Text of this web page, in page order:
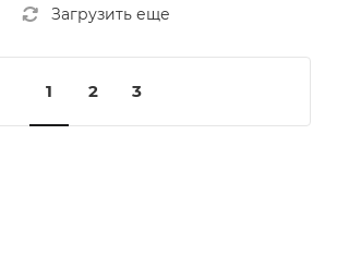
Загрузить еще
1 2 3